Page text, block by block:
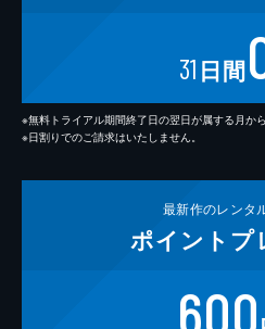
31 日間
※無料トライアル期間終了日の翌日が属する月か
※日割りでのご請求はいたしません。
最新作のレンタ
ポイント プ
600